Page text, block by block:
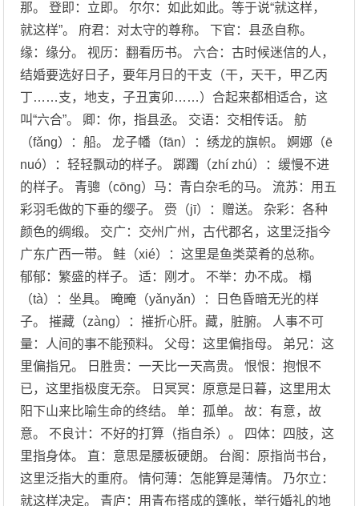
那。 登即：立即。 尔尔：如此如此。等于说“就这样，
就这样”。 府君：对太守的尊称。 下官：县丞自称。
缘：缘分。 视历：翻看历书。 六合：古时候迷信的人，
结婚要选好日子，要年月日的干支（干，天干，甲乙丙
丁……支，地支，子丑寅卯……）合起来都相适合，这
叫“六合”。 卿：你，指县丞。 交语：交相传话。 舫
（fǎng）：船。 龙子幡（fān）：绣龙的旗帜。 婀娜（ē
nuó）：轻轻飘动的样子。 踯躅（zhí zhú）：缓慢不进
的样子。 青骢（cōng）马：青白杂毛的马。 流苏：用五
彩羽毛做的下垂的缨子。 赍（jī）：赠送。 杂彩：各种
颜色的绸缎。 交广：交州广州，古代郡名，这里泛指今
广东广西一带。 鲑（xié）：这里是鱼类菜肴的总称。
郁郁：繁盛的样子。 适：刚才。 不举：办不成。 榻
（tà）：坐具。 晻晻（yǎnyǎn）：日色昏暗无光的样
子。 摧藏（zàng）：摧折心肝。藏，脏腑。 人事不可
量：人间的事不能预料。 父母：这里偏指母。 弟兄：这
里偏指兄。 日胜贵：一天比一天高贵。 恨恨：抱恨不
已，这里指极度无奈。 日冥冥：原意是日暮，这里用太
阳下山来比喻生命的终结。 单：孤单。 故：有意，故
意。 不良计：不好的打算（指自杀）。 四体：四肢，这
里指身体。 直：意思是腰板硬朗。 台阁：原指尚书台，
这里泛指大的重府。 情何薄：怎能算是薄情。 乃尔立：
就这样决定。 青庐：用青布搭成的篷帐，举行婚礼的地